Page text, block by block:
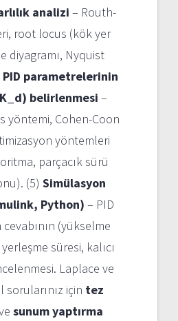
analizi – Routh-
root locus (kök yer
diyagramı, Nyquist
PID parametrelerinin
belirlenmesi –
yöntemi, Cohen-Coon
yöntemleri
parçacık sürü
(5) Simülasyon
Python) – PID
(yükselme
süresi, kalıcı
Laplace ve
sorularınız için tez
sunum yaptırma